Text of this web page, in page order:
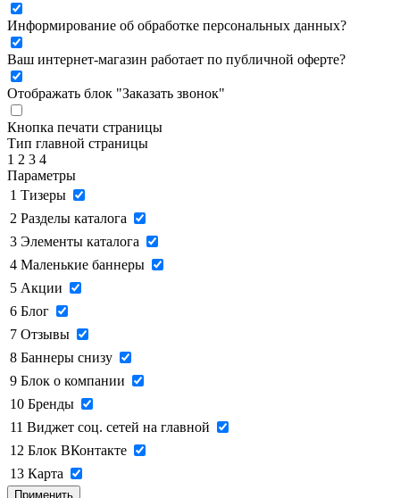
Информирование об обработке персональных данных?
Ваш интернет-магазин работает по публичной оферте?
Отображать блок "Заказать звонок"
Кнопка печати страницы
Тип главной страницы
1 2 3 4
Параметры
1 Тизеры
2 Разделы каталога
3 Элементы каталога
4 Маленькие баннеры
5 Акции
6 Блог
7 Отзывы
8 Баннеры снизу
9 Блок о компании
10 Бренды
11 Виджет соц. сетей на главной
12 Блок ВКонтакте
13 Карта
Применить